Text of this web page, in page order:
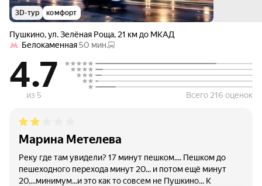
3D-тур комфорт
Пушкино,ул. Зелёная Роща, 21 км до МКАД
Белокаменная50 мин.
4.7
из 5 Всего 216 оценок
Марина Метелева
Реку где там увидели? 17 минут пешком.... Пешком до
пешеходного перехода минут 20... и потом ещё минут
20,...минимум...и это как то совсем не Пушкино... К